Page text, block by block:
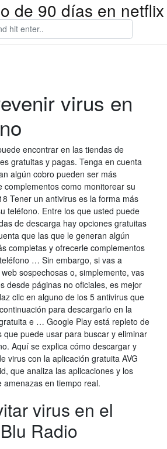
de 90 días en netflix
virus en
encontrar en las tiendas de
gratuitas y pagas. Tenga en cuenta
algún cobro pueden ser más
complementos como monitorear su
Tener un antivirus es la forma más
teléfono. Entre los que usted puede
de descarga hay opciones gratuitas
que las que le generan algún
completas y ofrecerle complementos
… Sin embargo, si vas a
sospechosas o, simplemente, vas
desde páginas no oficiales, es mejor
clic en alguno de los 5 antivirus que
para descargarlo en la
e … Google Play está repleto de
que puede usar para buscar y eliminar
Aquí se explica cómo descargar y
virus con la aplicación gratuita AVG
que analiza las aplicaciones y los
amenazas en tiempo real.
virus en el
Radio